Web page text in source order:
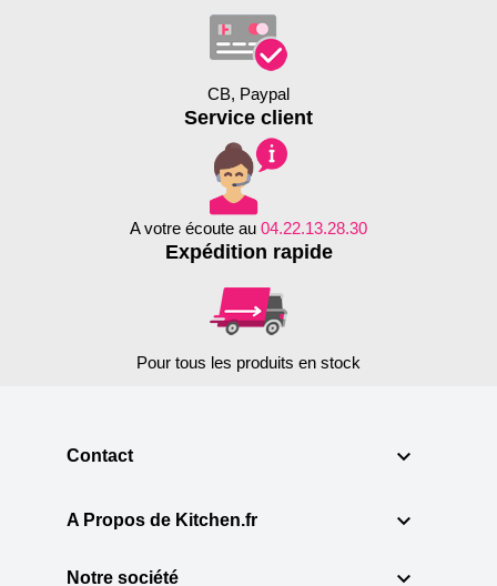
CB, Paypal
Service client
A votre écoute au 04.22.13.28.30
Expédition rapide
Pour tous les produits en stock
Contact 
A Propos de Kitchen.fr 
Notre société 